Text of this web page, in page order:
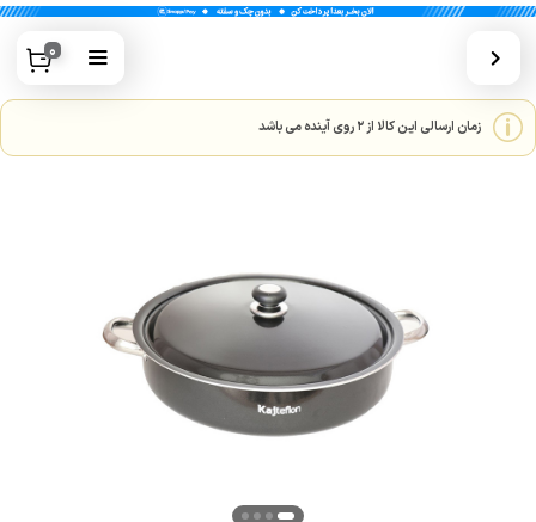
0
زمان ارسالی این کالا از 2 روی آینده می باشد